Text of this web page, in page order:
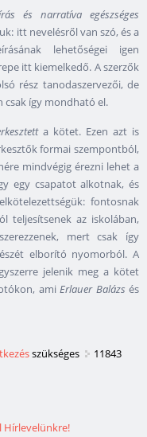
és narratíva egészséges
itt nevelésről van szó, és a
lehetőségei igen
itt kiemelkedő. A szerzők
rész tanodaszervezői, de
csak így mondható el.
a kötet. Ezen azt is
formai szempontból,
mindvégig érezni lehet a
egy csapatot alkotnak, és
fontosnak
teljesítsenek az iskolában,
mert csak így
elborító nyomorból. A
jelenik meg a kötet
amiErlauer Balázs és
szükséges
11843
Hírlevelünkre!